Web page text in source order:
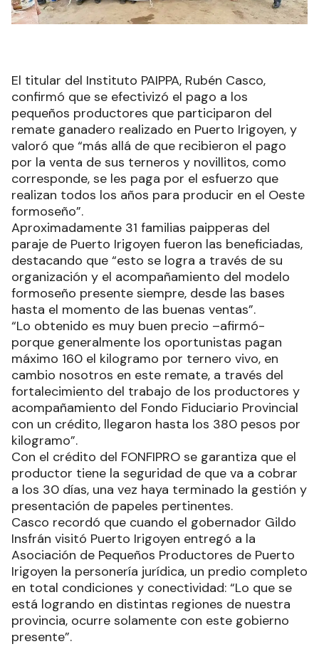
El titular del Instituto PAIPPA, Rubén Casco,
confirmó que se efectivizó el pago a los
pequeños productores que participaron del
remate ganadero realizado en Puerto Irigoyen, y
valoró que “más allá de que recibieron el pago
por la venta de sus terneros y novillitos, como
corresponde, se les paga por el esfuerzo que
realizan todos los años para producir en el Oeste
formoseño”.
Aproximadamente 31 familias paipperas del
paraje de Puerto Irigoyen fueron las beneficiadas,
destacando que “esto se logra a través de su
organización y el acompañamiento del modelo
formoseño presente siempre, desde las bases
hasta el momento de las buenas ventas”.
“Lo obtenido es muy buen precio –afirmó-
porque generalmente los oportunistas pagan
máximo 160 el kilogramo por ternero vivo, en
cambio nosotros en este remate, a través del
fortalecimiento del trabajo de los productores y
acompañamiento del Fondo Fiduciario Provincial
con un crédito, llegaron hasta los 380 pesos por
kilogramo”.
Con el crédito del FONFIPRO se garantiza que el
productor tiene la seguridad de que va a cobrar
a los 30 días, una vez haya terminado la gestión y
presentación de papeles pertinentes.
Casco recordó que cuando el gobernador Gildo
Insfrán visitó Puerto Irigoyen entregó a la
Asociación de Pequeños Productores de Puerto
Irigoyen la personería jurídica, un predio completo
en total condiciones y conectividad: “Lo que se
está logrando en distintas regiones de nuestra
provincia, ocurre solamente con este gobierno
presente”.